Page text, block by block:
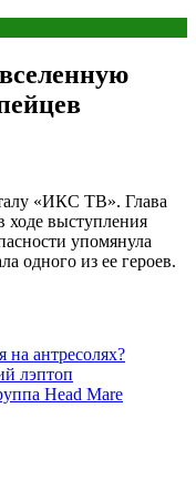
«ИКС ТВ». Глава
ходе выступления
упомянула
одного из ее героев.
антресолях?
лэптоп
Head Mare